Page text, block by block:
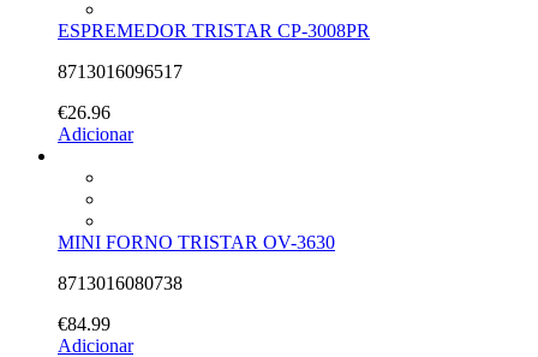
ESPREMEDOR TRISTAR CP-3008PR
8713016096517
€26.96
Adicionar
MINI FORNO TRISTAR OV-3630
8713016080738
€84.99
Adicionar